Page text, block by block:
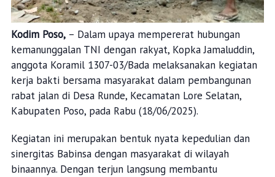
Kodim Poso,– Dalam upaya mempererat hubungan
kemanunggalan TNI dengan rakyat, Kopka Jamaluddin,
anggota Koramil 1307-03/Bada melaksanakan kegiatan
kerja bakti bersama masyarakat dalam pembangunan
rabat jalan di Desa Runde, Kecamatan Lore Selatan,
Kabupaten Poso, pada Rabu (18/06/2025).
Kegiatan ini merupakan bentuk nyata kepedulian dan
sinergitas Babinsa dengan masyarakat di wilayah
binaannya. Dengan terjun langsung membantu